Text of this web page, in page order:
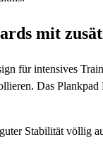
mit
für intensives
Das
Stabilität völlig